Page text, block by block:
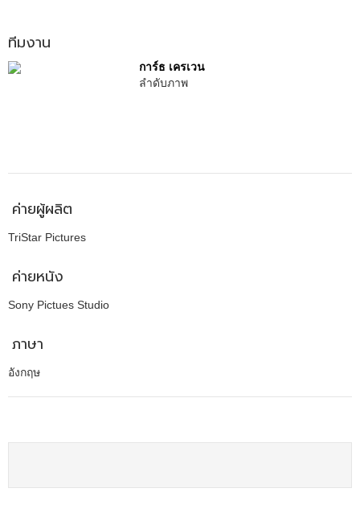
ทีมงาน
การ์ธ เครเวน
ลำดับภาพ
ค่ายผู้ผลิต
TriStar Pictures
ค่ายหนัง
Sony Pictues Studio
ภาษา
อังกฤษ